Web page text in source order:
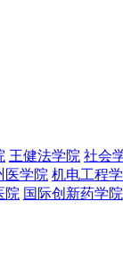
王健法学院 社会
医学院 机电工程
院 国际创新药学院